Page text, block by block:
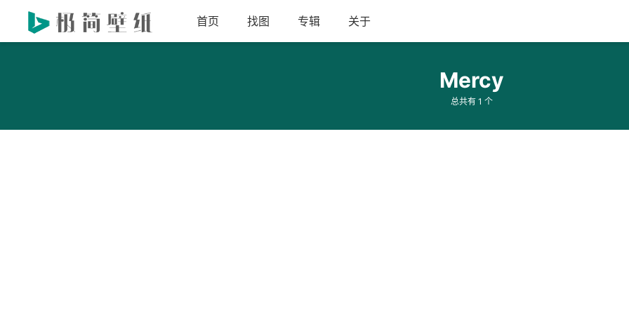
首页 找图 专辑 关于
Mercy
总共有 1 个